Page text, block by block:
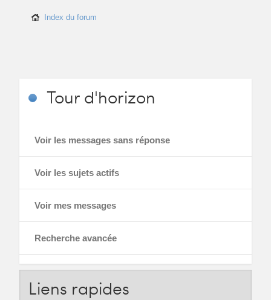
Index du forum
Tourd'horizon
Voir les messages sans réponse
Voir les sujets actifs
Voir mes messages
Recherche avancée
Liens rapides